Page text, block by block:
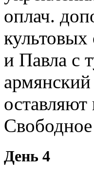
оплач.
и Павла с
оставляют
День 4